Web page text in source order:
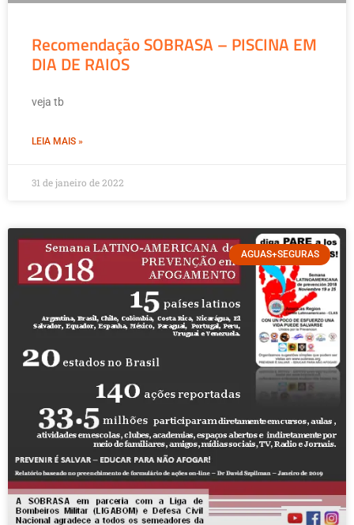
Recomendação SOBRASA – PISCINA EM
DIA DE RAIOS
veja tb
LEIA MAIS »
31 de janeiro de 2022
AGUAS+SEGURAS